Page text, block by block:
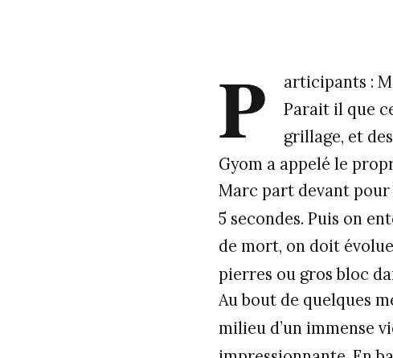
P
articipants :
Parait il que
grillage, et
Gyom a appelé le
Marc part devant
5 secondes. Puis on
de mort, on doit
pierres ou gros bloc
Au bout de quelques
milieu d’un immense